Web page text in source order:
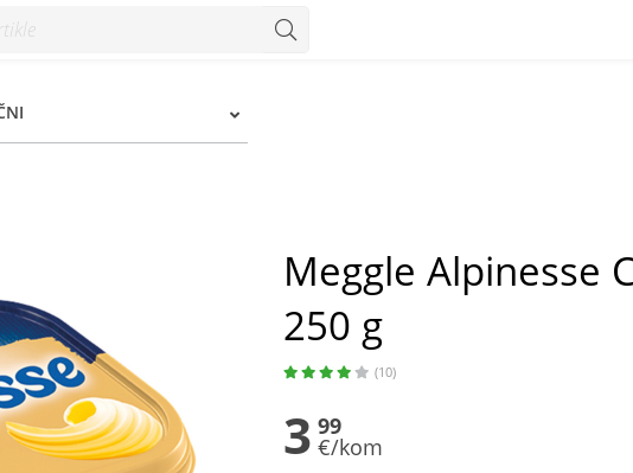
Meggle Alpinesse
250 g
(10)
3 99
€/kom